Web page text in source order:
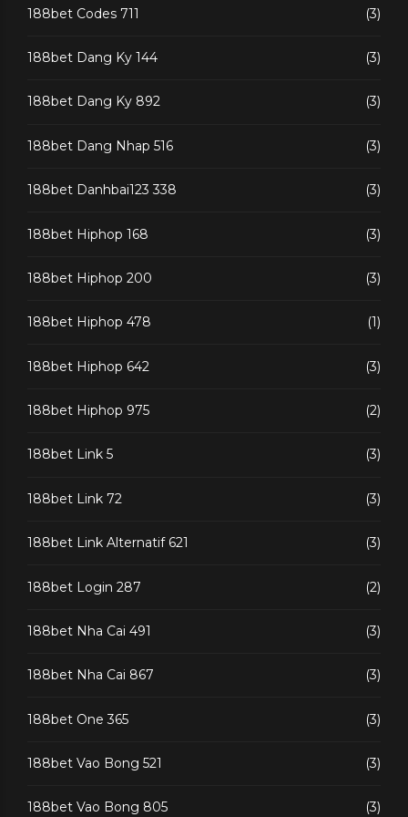
188bet Codes 711 (3)
188bet Dang Ky 144 (3)
188bet Dang Ky 892 (3)
188bet Dang Nhap 516 (3)
188bet Danhbai123 338 (3)
188bet Hiphop 168 (3)
188bet Hiphop 200 (3)
188bet Hiphop 478 (1)
188bet Hiphop 642 (3)
188bet Hiphop 975 (2)
188bet Link 5 (3)
188bet Link 72 (3)
188bet Link Alternatif 621 (3)
188bet Login 287 (2)
188bet Nha Cai 491 (3)
188bet Nha Cai 867 (3)
188bet One 365 (3)
188bet Vao Bong 521 (3)
188bet Vao Bong 805 (3)